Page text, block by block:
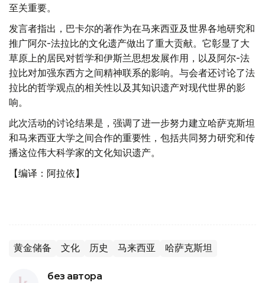
至关重要。
发言者指出，巴卡尔的著作为在马来西亚及世界各地研究和
推广阿尔-法拉比的文化遗产做出了重大贡献。它彰显了大
草原上的居民对哲学和伊斯兰思想发展作用，以及阿尔-法
拉比对加强东西方之间精神联系的影响。与会者还讨论了法
拉比的哲学观点的相关性以及其知识遗产对现代世界的影
响。
此次活动的讨论结果是，强调了进一步努力建立哈萨克斯坦
和马来西亚大学之间合作的重要性，包括共同努力研究和传
播这位伟大科学家的文化知识遗产。
【编译：阿拉依】
黄金储备 文化 历史 马来西亚 哈萨克斯坦
без автора